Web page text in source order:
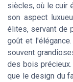
siècles, où le cuir
son aspect
élites, servant de
goût et
souvent
des bois
que le design du